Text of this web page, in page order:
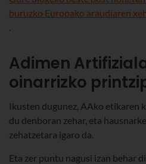
buruzko Europako araudiaren
.
Adimen
oinarrizko
Ikusten dugunez, AAko etikaren
du denboran zehar, eta
zehatzetara igaro da.
Eta zer puntu nagusi izan behar